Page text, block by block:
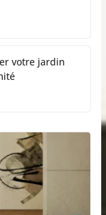
votre jardin